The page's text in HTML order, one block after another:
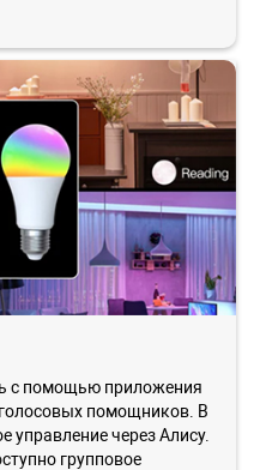
с помощью приложения
помощников. В
управление через Алису.
групповое